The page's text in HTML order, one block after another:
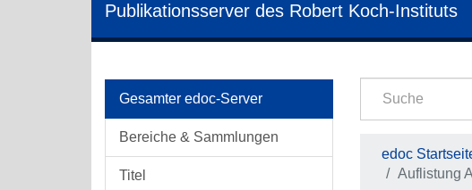
Publikationsserver des Robert Koch-Instituts
Gesamter edoc-Server
Bereiche & Sammlungen
Titel
edoc
Auflistung